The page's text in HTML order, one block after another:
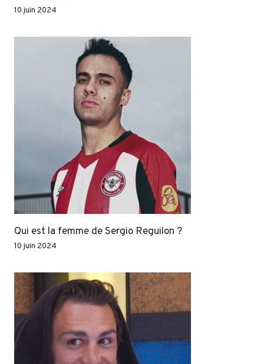
10 juin 2024
Qui est la femme de Sergio Reguilon ?
10 juin 2024